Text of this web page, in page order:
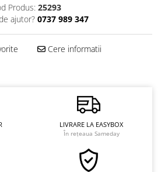
Produs: 25293
ajutor? 0737 989 347
Cere informatii
LIVRARE LA EASYBOX
În rețeaua Sameday